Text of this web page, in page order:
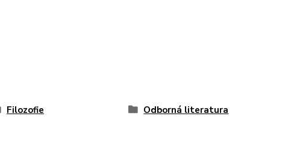
Filozofie Odborná literatura